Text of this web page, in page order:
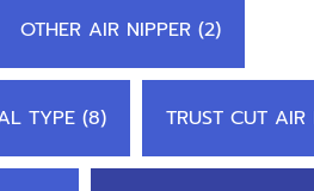
OTHER AIR NIPPER (2)
TYPE (8) TRUST CUT AIR